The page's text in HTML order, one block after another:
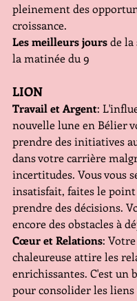
pleinement des
croissance.
Les meilleurs jours de la
la matinée du 9
LION
Travail et Argent:
nouvelle lune en Bélier
prendre des initiatives
dans votre carrière
incertitudes. Vous vous
insatisfait, faites le point
prendre des décisions.
encore des obstacles à
Cœur et Relations:
chaleureuse attire les
enrichissantes. C'est un
pour consolider les